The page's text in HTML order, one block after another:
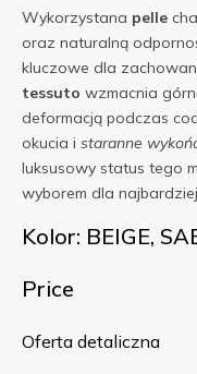
Wykorzystana pelle
oraz naturalną
kluczowe dla
tessuto wzmacnia
deformacją podczas
okucia i staranne
luksusowy status tego
wyborem dla
Kolor: BEIGE,
Price
Oferta detaliczna